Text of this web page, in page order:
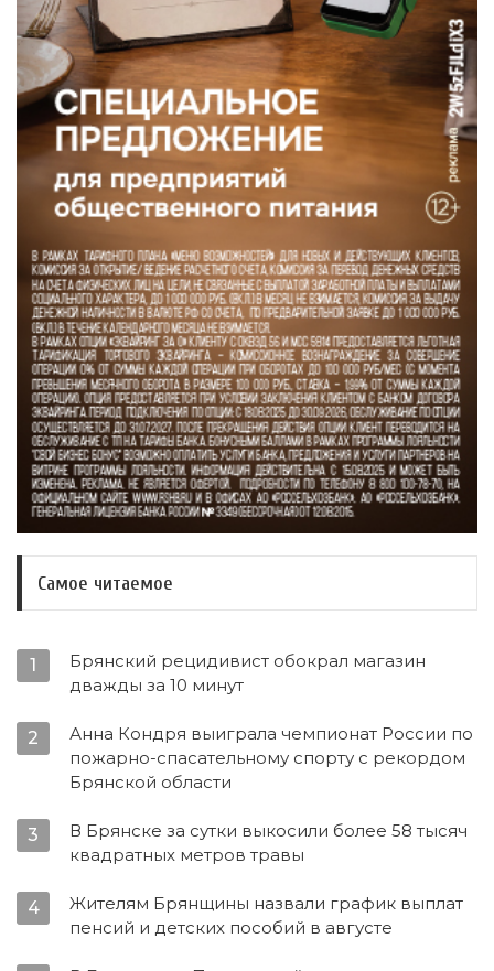
Самое читаемое
1
Брянский рецидивист обокрал магазин
дважды за 10 минут
2
Анна Кондря выиграла чемпионат России по
пожарно-спасательному спорту с рекордом
Брянской области
3
В Брянске за сутки выкосили более 58 тысяч
квадратных метров травы
4
Жителям Брянщины назвали график выплат
пенсий и детских пособий в августе